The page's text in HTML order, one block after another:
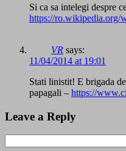
Si ca sa intelegi despre
https://ro.wikipedia.org/
VR says:
11/04/2014 at 19:01
Stati linistit! E brigada
papagali – https://
Leave a Reply